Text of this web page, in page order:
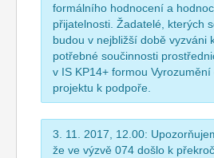
formálního hodnocení a
přijatelnosti. Žadatelé, kterých
budou v nejbližší době vyzváni
potřebné součinnosti
v IS KP14+ formou
projektu k podpoře.
3. 11. 2017, 12.00:
že ve výzvě 074 došlo k